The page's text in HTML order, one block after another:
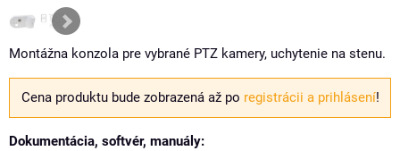
Montážna konzola pre vybrané PTZ kamery, uchytenie na stenu.
Cena produktu bude zobrazená až po registrácii a prihlásení!
Dokumentácia, softvér, manuály: